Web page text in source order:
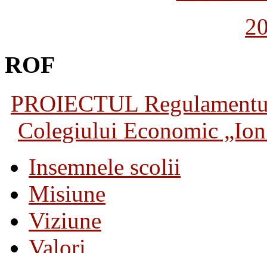
ROF
PROIECTUL
Colegiului Economic
Insemnele scolii
Misiune
Viziune
Valori